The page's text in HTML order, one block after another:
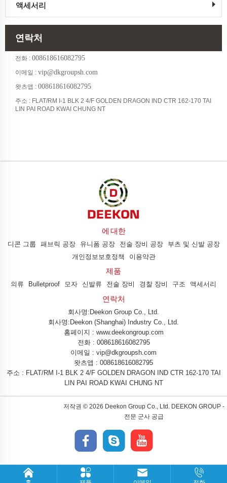
액세서리
연락처
전화 : 008618616082795
이메일 : vip@dkgroupsh.com
왓츠앱 : 008618616082795
주소 : FLAT/RM I-1 BLK 2 4/F GOLDEN DRAGON IND CTR 162-170 TAI
LIN PAI ROAD KWAI CHUNG NT
에 대한
디콘 그룹 패브릭 공장 유니폼 공장 전술 장비 공장
부츠 및 신발 공장
개인정보보호정책
이용약관
제품
의류 Bulletproof 모자 신발류 전술 장비 경찰 장비 구조 액세서리
연락처
회사명:Deekon Group Co., Ltd.
회사명:Deekon (Shanghai) Industry Co., Ltd.
홈페이지 : www.deekongroup.com
전화 : 008618616082795
이메일 : vip@dkgroupsh.com
왓츠앱 : 008618616082795
주소 : FLAT/RM I-1 BLK 2 4/F GOLDEN DRAGON IND CTR 162-170 TAI
LIN PAI ROAD KWAI CHUNG NT
저작권 © 2026 Deekon Group Co., Ltd. DEEKON GROUP -
전문 군사 공급